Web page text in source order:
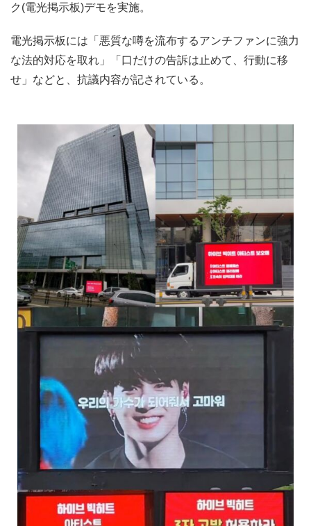
ク(電光掲示板)デモを実施。
電光掲示板には「悪質な噂を流布するアンチファンに強力
な法的対応を取れ」「口だけの告訴は止めて、行動に移
せ」などと、抗議内容が記されている。